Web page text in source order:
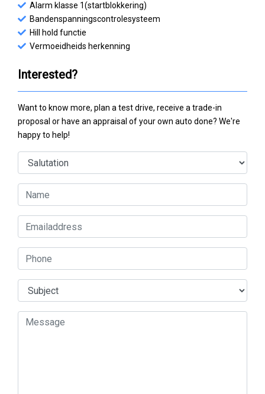
Alarm klasse 1(startblokkering)
Bandenspanningscontrolesysteem
Hill hold functie
Vermoeidheids herkenning
Interested?
Want to know more, plan a test drive, receive a trade-in
proposal or have an appraisal of your own auto done? We're
happy to help!